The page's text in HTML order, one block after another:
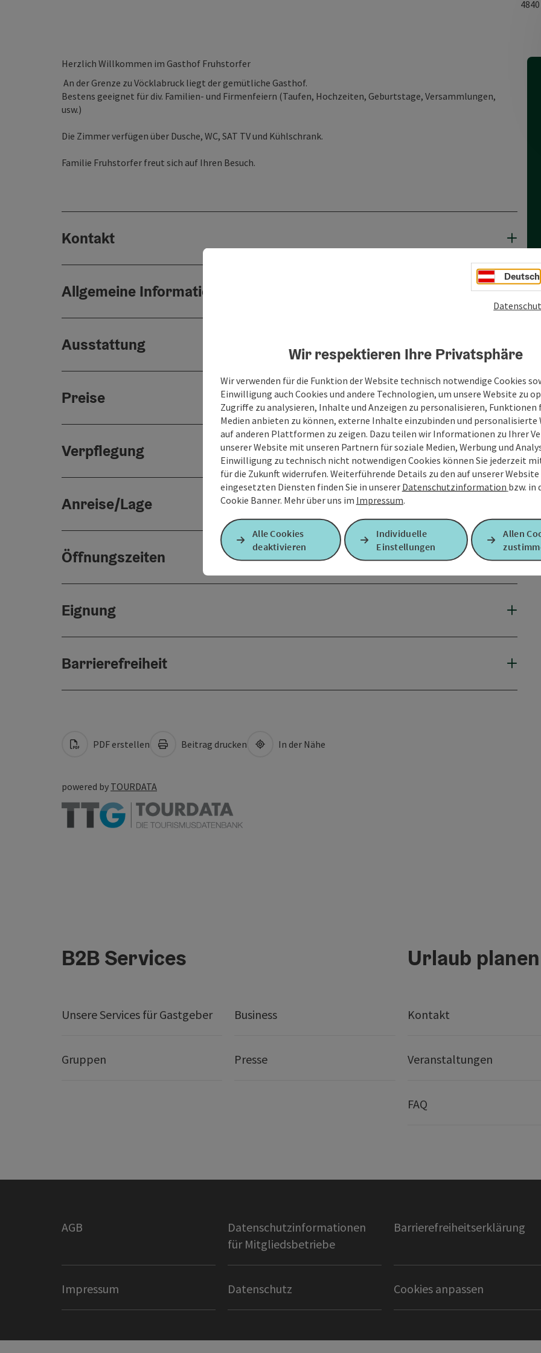
4840
Herzlich Willkommen im Gasthof Fruhstorfer
An der Grenze zu Vöcklabruck liegt der gemütliche Gasthof.
Bestens geeignet für div. Familien- und Firmenfeiern (Taufen, Hochzeiten, Geburtstage, Versammlungen,
usw.)
Die Zimmer verfügen über Dusche, WC, SAT TV und Kühlschrank.
Familie Fruhstorfer freut sich auf Ihren Besuch.
Kontakt
Allgemeine Informationen
Ausstattung
Preise
Verpflegung
Anreise/Lage
Öffnungszeiten
Eignung
Barrierefreiheit
PDF erstellen Beitrag drucken In der Nähe
powered by TOURDATA
B2B Services
Unsere Services für Gastgeber Business
Gruppen Presse
Urlaub
Kontakt
Veranstaltungen
FAQ
AGB
Datenschutzinformationen
für Mitgliedsbetriebe
Barrierefreiheitserklärung
Impressum Datenschutz Cookies anpassen
Deutsch
Wir respektieren Ihre Privatsphäre
Wir verwenden für die Funktion der Website technisch notwendige Cookies
Einwilligung auch Cookies und andere Technologien, um unsere Website zu
Zugriffe zu analysieren, Inhalte und Anzeigen zu personalisieren, Funktionen
Medien anbieten zu können, externe Inhalte einzubinden und personalisierte
auf anderen Plattformen zu zeigen. Dazu teilen wir Informationen zu Ihrer
unserer Website mit unseren Partnern für soziale Medien, Werbung und
Einwilligung zu technisch nicht notwendigen Cookies können Sie jederzeit
für die Zukunft widerrufen. Weiterführende Details zu den auf unserer Website
eingesetzten Diensten finden Sie in unserer Datenschutzinformation bzw. in
Cookie Banner. Mehr über uns im Impressum.
Alle Cookies
deaktivieren
Individuelle
Einstellungen
Allen